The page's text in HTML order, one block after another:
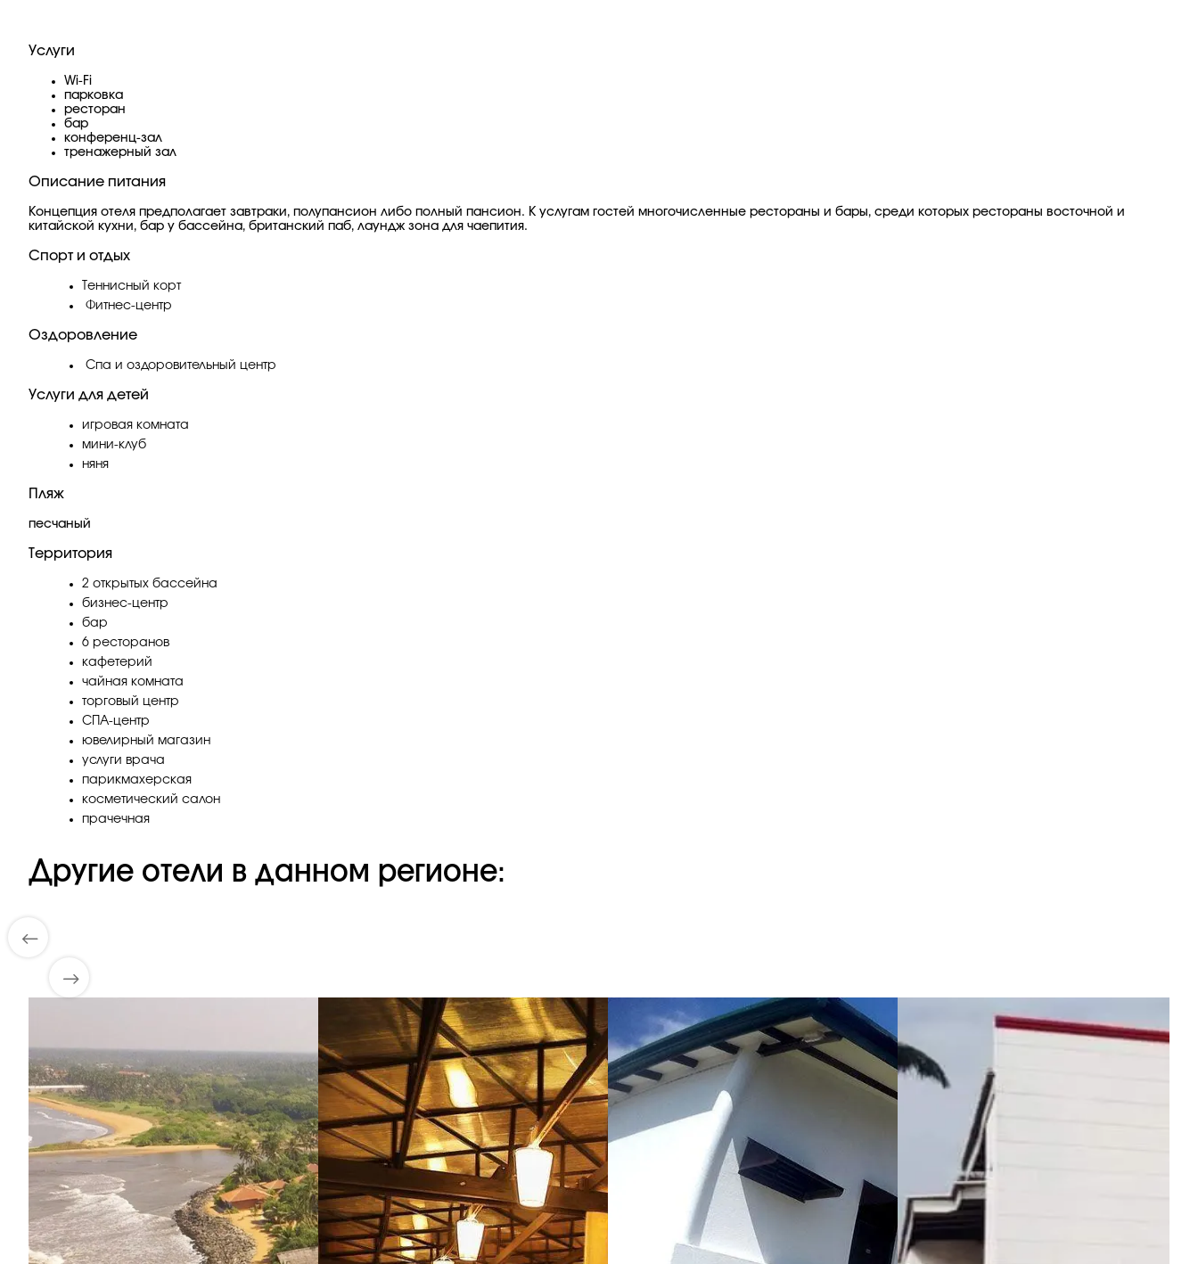
Услуги
Wi-Fi
парковка
ресторан
бар
конференц-зал
тренажерный зал
Описание питания
Концепция отеля предполагает завтраки, полупансион либо полный пансион. К услугам гостей многочисленные рестораны и бары, среди которых рестораны восточной и
китайской кухни, бар у бассейна, британский паб, лаундж зона для чаепития.
Спорт и отдых
Теннисный корт
Фитнес-центр
Оздоровление
Спа и оздоровительный центр
Услуги для детей
игровая комната
мини-клуб
няня
Пляж
песчаный
Территория
2 открытых бассейна
бизнес-центр
бар
6 ресторанов
кафетерий
чайная комната
торговый центр
СПА-центр
ювелирный магазин
услуги врача
парикмахерская
косметический салон
прачечная
Другие отели в данном регионе: